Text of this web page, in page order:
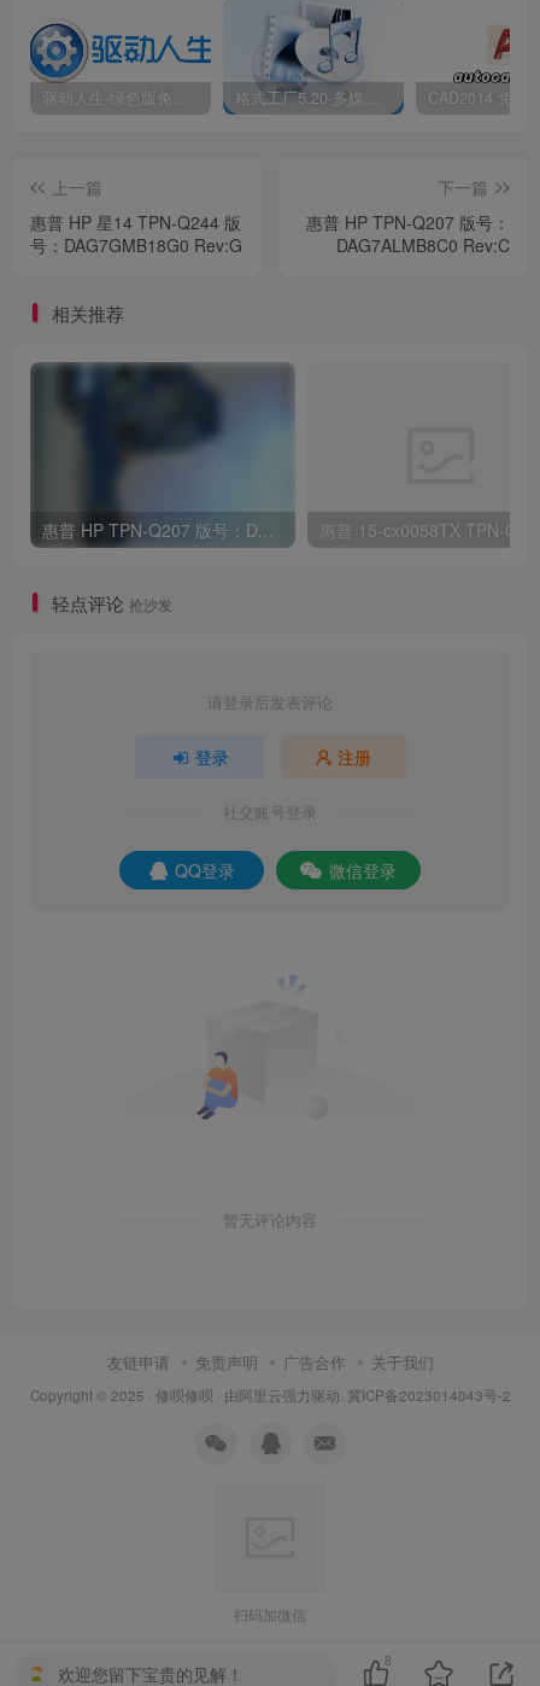
上一篇
惠普 HP 星14 TPN-Q244 版
号：DAG7GMB18G0 Rev:G
下一篇
惠普 HP TPN-Q207 版号：
DAG7ALMB8C0 Rev:C
相关推荐
轻点评论 抢沙发
请登录后发表评论
登录 注册
社交账号登录
QQ登录 微信登录
暂无评论内容
友链申请 免责声明 广告合作 关于我们
Copyright © 2025 · 修呗修呗 · 由阿里云强力驱动. 冀ICP备2023014043号-2
扫码加微信
欢迎您留下宝贵的见解！
8